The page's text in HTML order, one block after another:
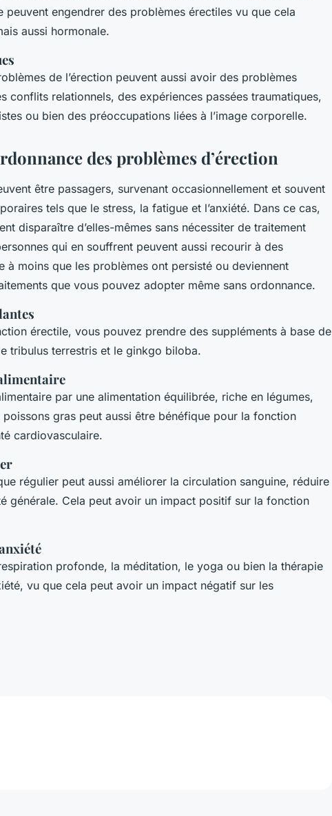
peuvent engendrer des problèmes érectiles vu que cela
aussi hormonale.
de l’érection peuvent aussi avoir des problèmes
conflits relationnels, des expériences passées traumatiques,
ou bien des préoccupations liées à l’image corporelle.
des problèmes d’érection
être passagers, survenant occasionnellement et souvent
tels que le stress, la fatigue et l’anxiété. Dans ce cas,
disparaître d’elles-mêmes sans nécessiter de traitement
qui en souffrent peuvent aussi recourir à des
à moins que les problèmes ont persisté ou deviennent
que vous pouvez adopter même sans ordonnance.
érectile, vous pouvez prendre des suppléments à base de
tribulus terrestris et le ginkgo biloba.
par une alimentation équilibrée, riche en légumes,
gras peut aussi être bénéfique pour la fonction
cardiovasculaire.
régulier peut aussi améliorer la circulation sanguine, réduire
générale. Cela peut avoir un impact positif sur la fonction
profonde, la méditation, le yoga ou bien la thérapie
vu que cela peut avoir un impact négatif sur les